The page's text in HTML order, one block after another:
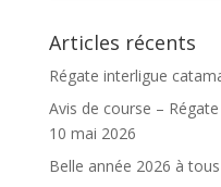
Articles récents
Régate interligue
Avis de course –
10 mai 2026
Belle année 2026 à